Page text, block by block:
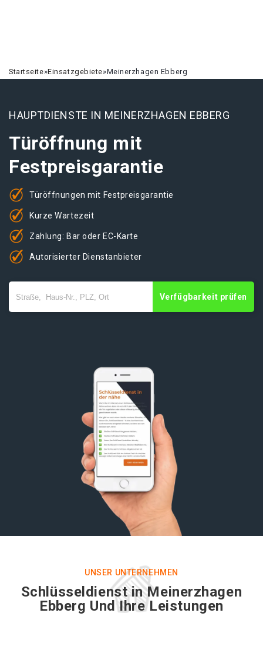
Startseite»Einsatzgebiete»Meinerzhagen Ebberg
HAUPTDIENSTE IN MEINERZHAGEN EBBERG
Türöffnung mit
Festpreisgarantie
Türöffnungen mit Festpreisgarantie
Kurze Wartezeit
Zahlung: Bar oder EC-Karte
Autorisierter Dienstanbieter
Verfügbarkeit prüfen
UNSER UNTERNEHMEN
Schlüsseldienst in Meinerzhagen
Ebberg Und Ihre Leistungen